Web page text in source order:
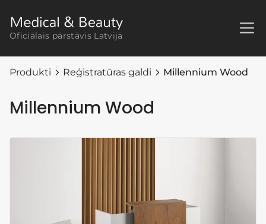
Oficiālais pārstāvis Latvijā
Produkti Reģistratūras galdi Millennium Wood
Millennium Wood